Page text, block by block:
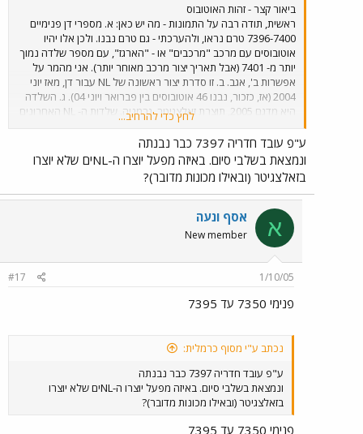
ביאור קצר - זהות האוטובוס
ראשית, תודה רבה על התמונות - מה יש כאן: א. מספרי דן פנימיים
7396-7400 טרם נראו, ולהערכתי - גם טרם נבנו. ולכן אלו יהיו
אוטובוסים עם מרכב "מרכבים" או - "הארגז", עם מספר שלדה נמוך
יותר מ- 7401 (אבל תאריך יצור מרכב מאוחר יותר). אני מהמר על
אפשרות ב', אגב. ב. זו סדרת יצור ראשונה של NL עבור דן, מאז יוני
2004 (אז, כזכור, נבנו 46 אוטובוסים בין פברואר ויוני 04). ג. השלדה
היא מדגם 2005, תוצרת זאלצגיטר, גרמניה. שלדות ה- NL האחרונים
(יעני - NL, דור 3, שלדה) מס' 1656 (הקטע הזה מעט מטושטש
בתמונה). אגד וגם דן (האחרונים - רק מתחילת 2004) רכשו עד היום
להערכתי , בין 400 ל- 500 יחידות מדגם זה. מה שהופך את השוק
הישראלי לאחד החשובים ביותר לשלדה זו.
לחץ כדי להרחיב...
ע"פ עובד חדריה 7397 כבר נבנתה
ונמצאת בשלבי סיום. באיזה מפעל יוצרו ה-NLים שלא יוצרו
בזאלצגיטר (ובאילו מכונות מדובר)?
א אסף ונעה
New member
1/10/05
#17
פנימי 7350 עד 7395
נכתב ע"י מסוף כרמלית:
ע"פ עובד חדריה 7397 כבר נבנתה
ונמצאת בשלבי סיום. באיזה מפעל יוצרו ה-NLים שלא יוצרו
בזאלצגיטר (ובאילו מכונות מדובר)?
פנימי 7350 עד 7395